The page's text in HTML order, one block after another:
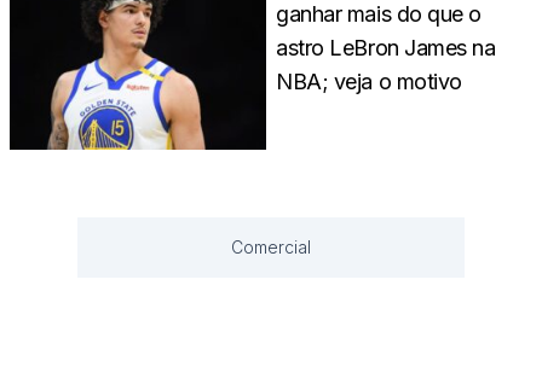
ganhar mais do que o
astro LeBron James na
NBA; veja o motivo
Comercial